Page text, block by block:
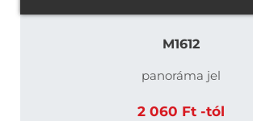
M1612
panoráma jel
2 060 Ft -tól